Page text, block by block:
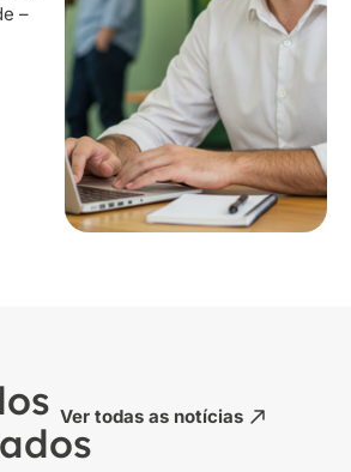
–
Ver todas as notícias